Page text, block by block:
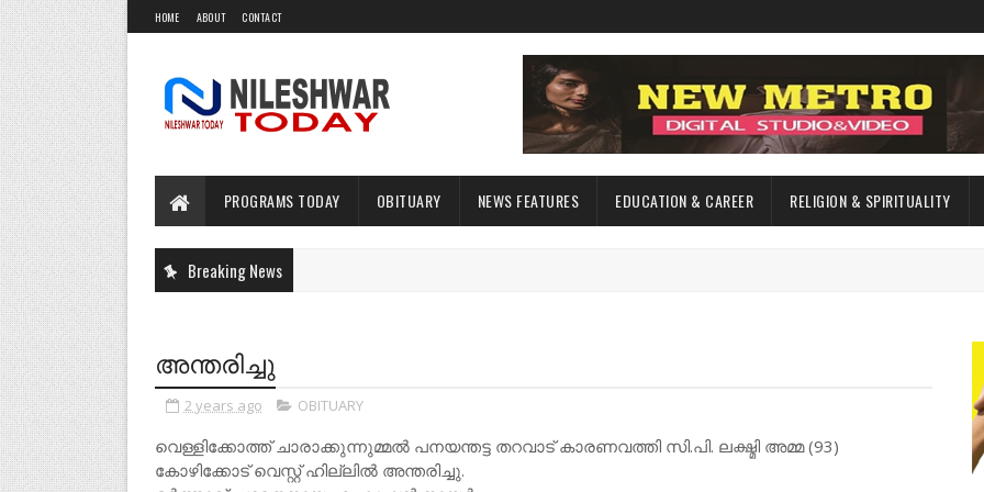
HOME ABOUT CONTACT
PROGRAMS TODAY OBITUARY NEWS FEATURES EDUCATION & CAREER RELIGION & SPIRITUALITY
Breaking News
അന്തരിച്ചു
2 years ago OBITUARY
വെള്ളിക്കോത്ത് ചാരാക്കുന്നുമ്മൽ പനയന്തട്ട തറവാട് കാരണവത്തി സി.പി. ലക്ഷ്മി അമ്മ (93)
കോഴിക്കോട് വെസ്റ്റ് ഹില്ലിൽ അന്തരിച്ചു.